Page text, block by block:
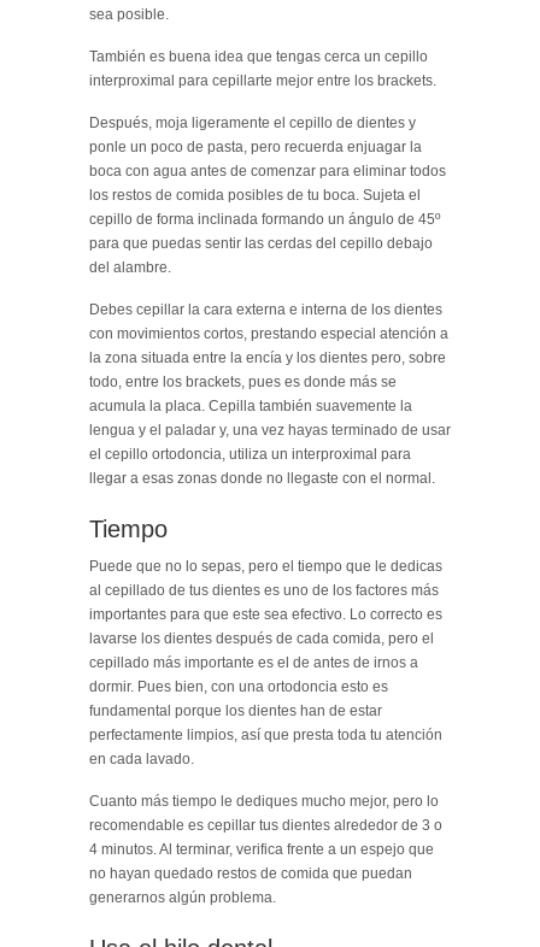
sea posible.
También es buena idea que tengas cerca un cepillo
interproximal para cepillarte mejor entre los brackets.
Después, moja ligeramente el cepillo de dientes y
ponle un poco de pasta, pero recuerda enjuagar la
boca con agua antes de comenzar para eliminar todos
los restos de comida posibles de tu boca. Sujeta el
cepillo de forma inclinada formando un ángulo de 45º
para que puedas sentir las cerdas del cepillo debajo
del alambre.
Debes cepillar la cara externa e interna de los dientes
con movimientos cortos, prestando especial atención a
la zona situada entre la encía y los dientes pero, sobre
todo, entre los brackets, pues es donde más se
acumula la placa. Cepilla también suavemente la
lengua y el paladar y, una vez hayas terminado de usar
el cepillo ortodoncia, utiliza un interproximal para
llegar a esas zonas donde no llegaste con el normal.
Tiempo
Puede que no lo sepas, pero el tiempo que le dedicas
al cepillado de tus dientes es uno de los factores más
importantes para que este sea efectivo. Lo correcto es
lavarse los dientes después de cada comida, pero el
cepillado más importante es el de antes de irnos a
dormir. Pues bien, con una ortodoncia esto es
fundamental porque los dientes han de estar
perfectamente limpios, así que presta toda tu atención
en cada lavado.
Cuanto más tiempo le dediques mucho mejor, pero lo
recomendable es cepillar tus dientes alrededor de 3 o
4 minutos. Al terminar, verifica frente a un espejo que
no hayan quedado restos de comida que puedan
generarnos algún problema.